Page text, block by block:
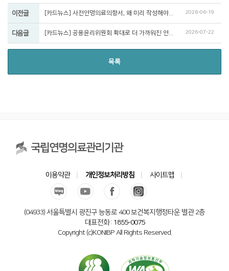
이전글 2026-06-19
다음글 2026-07-22
목록
국립연명의료관리기관
이용약관 개인정보처리방침 사이트맵
(04933) 서울특별시 광진구 능동로 400 보건복지행정타운 별관 2층
대표전화 : 1855-0075
Copyright (c)KONIBP All Rights Reserved.